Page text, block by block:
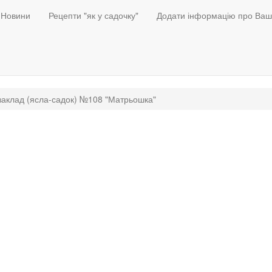
Новини Рецепти "як у садочку" Додати інформацію про
(ясла-садок) №108 "Матрьошка"